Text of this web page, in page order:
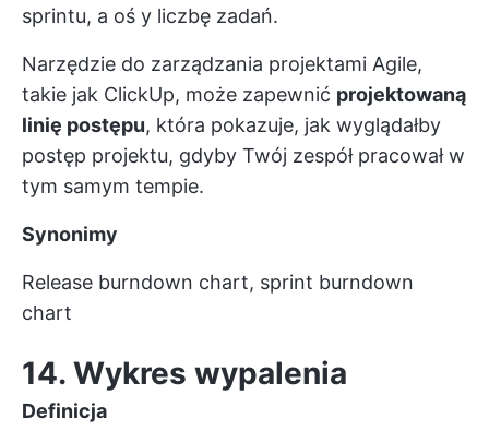
sprintu, a oś y liczbę zadań.
Narzędzie do zarządzania projektami Agile,
takie jak ClickUp, może zapewnić projektowaną
linię postępu, która pokazuje, jak wyglądałby
postęp projektu, gdyby Twój zespół pracował w
tym samym tempie.
Synonimy
Release burndown chart, sprint burndown
chart
14. Wykres wypalenia
Definicja